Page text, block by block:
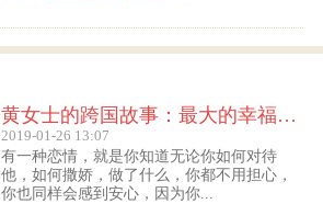
黄女士的跨国故事：最大的幸福便是有一个白马王子一直默默等着自己
2019-01-26 13:07
有一种恋情，就是你知道无论你如何对待
他，如何撒娇，做了什么，你都不用担心，
你也同样会感到安心，因为你...